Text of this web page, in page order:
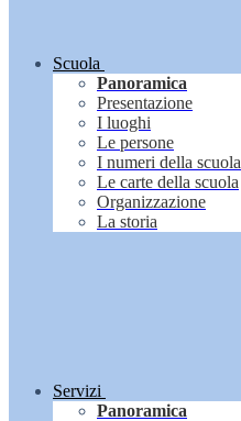
Scuola
Panoramica
Presentazione
I luoghi
Le persone
I numeri della scuola
Le carte della scuola
Organizzazione
La storia
Servizi
Panoramica